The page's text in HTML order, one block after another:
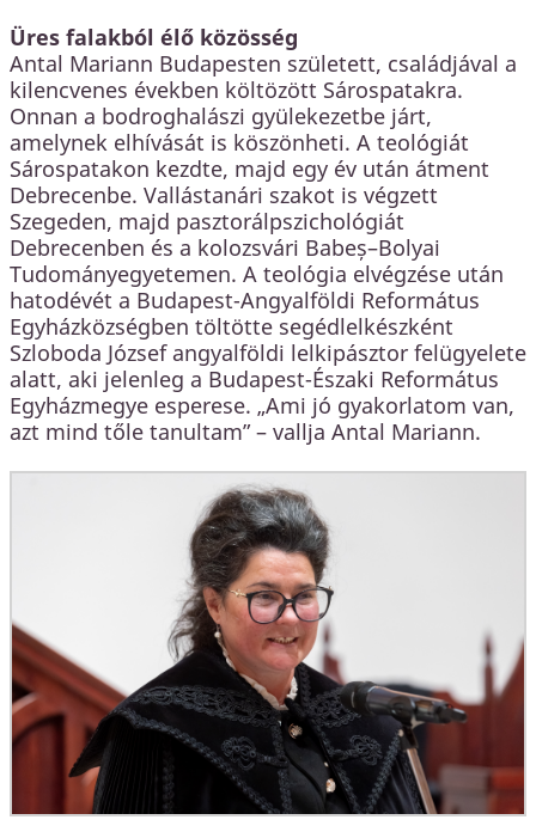
Üres falakból élő közösség
Antal Mariann Budapesten született, családjával a
kilencvenes években költözött Sárospatakra.
Onnan a bodroghalászi gyülekezetbe járt,
amelynek elhívását is köszönheti. A teológiát
Sárospatakon kezdte, majd egy év után átment
Debrecenbe. Vallástanári szakot is végzett
Szegeden, majd pasztorálpszichológiát
Debrecenben és a kolozsvári Babeș–Bolyai
Tudományegyetemen. A teológia elvégzése után
hatodévét a Budapest-Angyalföldi Református
Egyházközségben töltötte segédlelkészként
Szloboda József angyalföldi lelkipásztor felügyelete
alatt, aki jelenleg a Budapest-Északi Református
Egyházmegye esperese. „Ami jó gyakorlatom van,
azt mind tőle tanultam” – vallja Antal Mariann.